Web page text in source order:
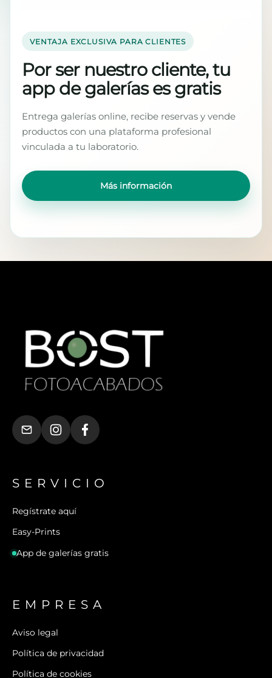
VENTAJA EXCLUSIVA PARA CLIENTES
Por ser nuestro cliente, tu
app de galerías es gratis
Entrega galerías online, recibe reservas y vende
productos con una plataforma profesional
vinculada a tu laboratorio.
Más información
SERVICIO
Regístrate aquí
Easy-Prints
App de galerías gratis
EMPRESA
Aviso legal
Política de privacidad
Política de cookies